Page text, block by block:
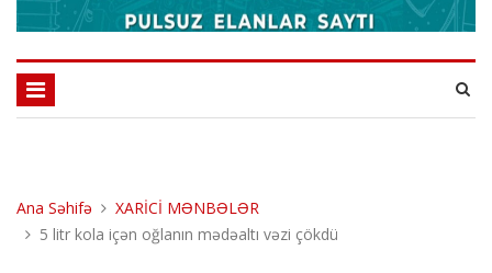
Ana Səhifə
XARİCİ MƏNBƏLƏR
5 litr kola içən oğlanın mədəaltı vəzi çökdü